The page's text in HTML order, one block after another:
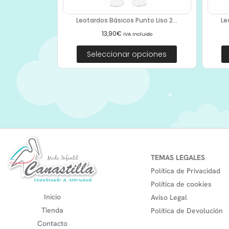
Leotardos Básicos Punto Liso 2...
13,90€ IVA Incluido
Seleccionar opciones
Inicio
Tienda
Contacto
TEMAS LEGALES
Política de Privacidad
Política de cookies
Aviso Legal
Política de Devolución